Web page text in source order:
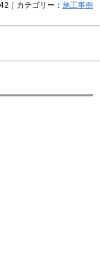
カテゴリー： 施工事例